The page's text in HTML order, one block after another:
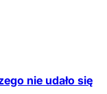
nie udało się